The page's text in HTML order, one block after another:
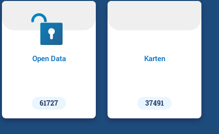
Open Data
61727
Karten
37491